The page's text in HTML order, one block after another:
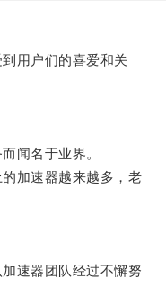
用户们的喜爱和关
闻名于业界。
加速器越来越多，老
速器团队经过不懈努